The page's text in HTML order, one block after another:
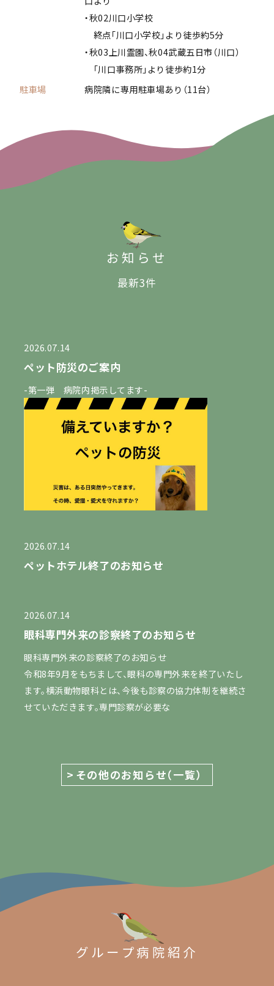
・秋02川口小学校
終点「川口小学校」より徒歩約5分
・秋03上川霊園、秋04武蔵五日市（川口）
「川口事務所」より徒歩約1分
駐車場
病院隣に専用駐車場あり（11台）
お知らせ
最新3件
2026.07.14
ペット防災のご案内
-第一弾 病院内掲示してます-
2026.07.14
ペットホテル終了のお知らせ
2026.07.14
眼科専門外来の診察終了のお知らせ
眼科専門外来の診察終了のお知らせ
令和8年9月をもちまして、眼科の専門外来を終了いたし
ます。横浜動物眼科とは、今後も診察の協力体制を継続さ
せていただきます。専門診察が必要な
その他のお知らせ（一覧）
グループ病院紹介